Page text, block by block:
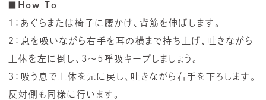
■How To
１：あぐらまたは椅子に腰かけ、背筋を伸ばします。
２：息を吸いながら右手を耳の横まで持ち上げ、吐きながら
上体を左に倒し、3～5呼吸キープしましょう。
３：吸う息で上体を元に戻し、吐きながら右手を下ろします。
反対側も同様に行います。